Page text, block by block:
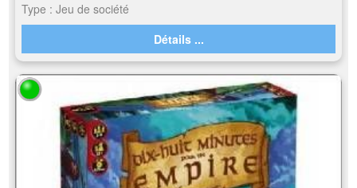
Type : Jeu de société
Détails ...